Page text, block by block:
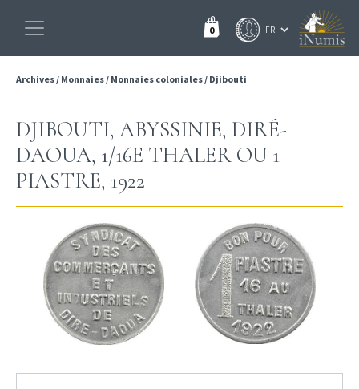
0
Archives/ Monnaies/ Monnaies coloniales/ Djibouti
DJIBOUTI, ABYSSINIE, DIRÉ-
DAOUA, 1/16E THALER OU 1
PIASTRE, 1922